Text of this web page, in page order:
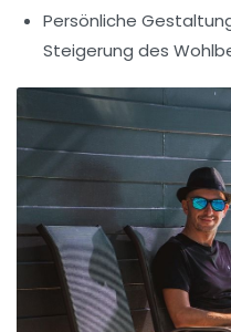
Persönliche
Steigerung des